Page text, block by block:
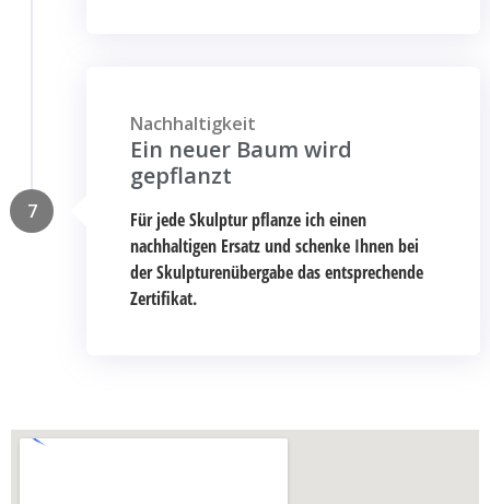
Nachhaltigkeit
Ein neuer Baum wird
gepflanzt
Für jede Skulptur pflanze ich einen
nachhaltigen Ersatz und schenke Ihnen bei
der Skulpturenübergabe das entsprechende
Zertifikat.
7